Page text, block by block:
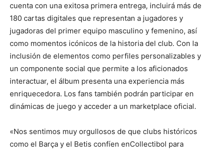
cuenta con una exitosa primera entrega, incluirá más de
180 cartas digitales que representan a jugadores y
jugadoras del primer equipo masculino y femenino, así
como momentos icónicos de la historia del club. Con la
inclusión de elementos como perfiles personalizables y
un componente social que permite a los aficionados
interactuar, el álbum presenta una experiencia más
enriquecedora. Los fans también podrán participar en
dinámicas de juego y acceder a un marketplace oficial.
«Nos sentimos muy orgullosos de que clubs históricos
como el Barça y el Betis confíen enCollectibol para